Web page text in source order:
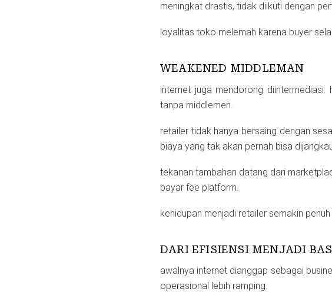
meningkat drastis, tidak diikuti dengan
loyalitas toko melemah karena buyer
WEAKENED MIDDLEMAN
internet juga mendorong
tanpa middlemen.
retailer tidak hanya bersaing dengan
biaya yang tak akan pernah bisa
tekanan tambahan datang dari
bayar fee platform.
kehidupan menjadi retailer semakin
DARI EFISIENSI MENJADI
awalnya internet dianggap sebagai
operasional lebih ramping.